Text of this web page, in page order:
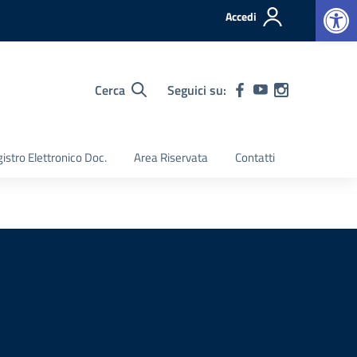
Accedi
Cerca Seguici su:
Elettronico Doc. Area Riservata Contatti